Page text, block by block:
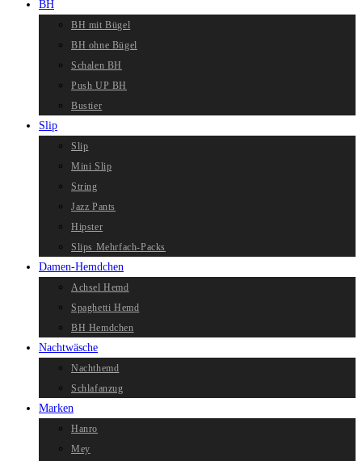
BH
BH mit Bügel
BH ohne Bügel
Schalen BH
Push UP BH
Bustier
Slip
Slip
Mini Slip
String
Jazz Pants
Hipster
Slips Mehrfach-Packs
Damen-Hemdchen
Achsel Hemd
Spaghetti Hemd
BH Hemdchen
Nachtwäsche
Nachthemd
Schlafanzug
Marken
Hanro
Mey